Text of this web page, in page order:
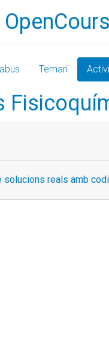
Temari
solucions reals amb